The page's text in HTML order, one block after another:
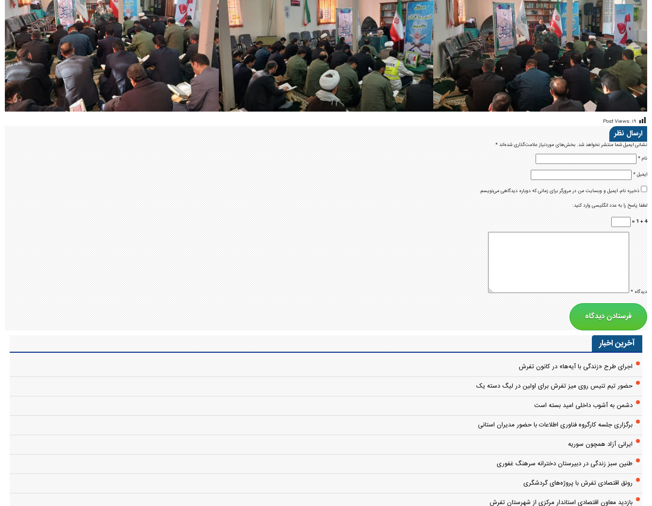
Post Views: ۱۹
ارسال نظر
نشانی ایمیل شما منتشر نخواهد شد.بخش‌های موردنیاز علامت‌گذاری شده‌اند*
نام*
ایمیل*
ذخیره نام، ایمیل و وبسایت من در مرورگر برای زمانی که دوباره دیدگاهی می‌نویسم.
لطفا پاسخ را به عدد انگلیسی وارد کنید:
4 + 1 =
دیدگاه*
آخرین اخبار
اجرای طرح «زندگی با آیه‌ها» در کانون تفرش
حضور تیم تنیس روی میز تفرش برای اولین در لیگ دسته یک
دشمن به آشوب داخلی امید بسته است
برگزاری جلسه کارگروه فناوری اطلاعات با حضور مدیران استانی
ایرانی آزاد همچون سوریه
طنین سبز زندگی در دبیرستان دخترانه سرهنگ غفوری
رونق اقتصادی تفرش با پروژه‌های گردشگری
بازدید معاون اقتصادی استاندار مرکزی از شهرستان تفرش